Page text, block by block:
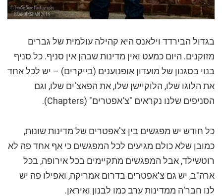
בגדול הבירדד וילאנס היא קהילה עולמית של גברים
מזוקנים. היום כמעט ואין מדינות שבהן אין סניף. כל סניף
בנוי בסגנון של מועדון אופנוענים (בייקרים) – יש לכל אחד
את הלוגו שלו, הלוקיישן שלו, את הפאצ'ים שלו, וגם
הסניפים שלנו נקראים "צ'אפטרים" (Chapters).
כל חודש יש מפגשים בין צ'אפטרים של מדינות שונות,
כמובן שלא כולם מגיעים לכל המפגשים כי אף אחד פה לא
רוטשילד, אבל המפגשים מתקיימים בכל אירופה, בכל
ארה"ב, יש גם צ'אפטרים בדרום אמריקה, ואפילו פה יש
לנו חבר'ה ממדינות ערב כמו לבנון ואיראן.